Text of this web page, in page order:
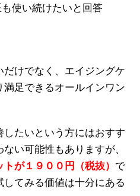
使い続けたいと回答
だけでなく、エイジングケ
足できるオールインワン
たいという方にはおすす
い可能性もありますが、
が１９００円（税抜） で
てみる価値は十分にある